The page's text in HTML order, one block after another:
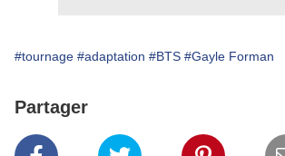
#tournage #adaptation #BTS #Gayle Forman
Partager